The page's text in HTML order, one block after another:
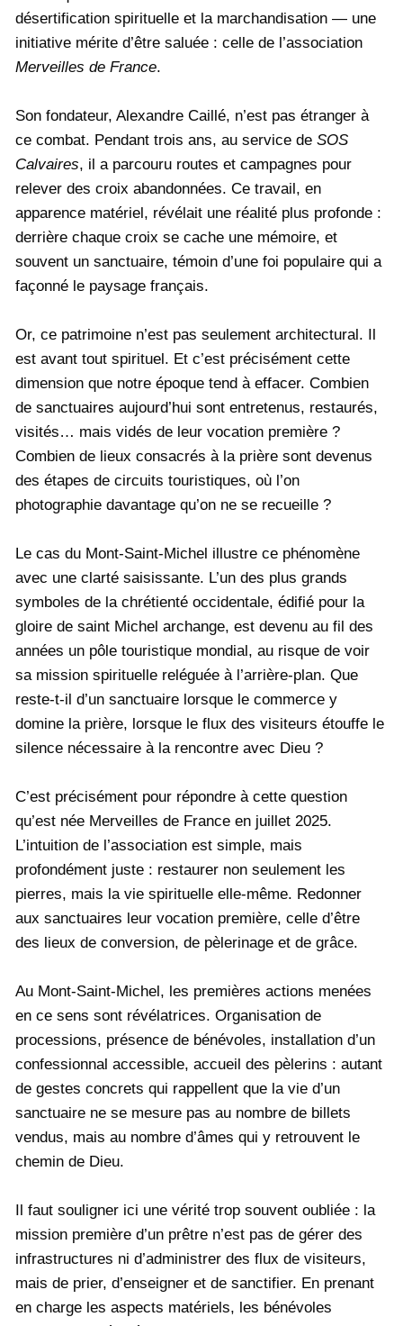
désertification spirituelle et la marchandisation — une
initiative mérite d’être saluée : celle de l’association
Merveilles de France.
Son fondateur, Alexandre Caillé, n’est pas étranger à
ce combat. Pendant trois ans, au service de SOS
Calvaires, il a parcouru routes et campagnes pour
relever des croix abandonnées. Ce travail, en
apparence matériel, révélait une réalité plus profonde :
derrière chaque croix se cache une mémoire, et
souvent un sanctuaire, témoin d’une foi populaire qui a
façonné le paysage français.
Or, ce patrimoine n’est pas seulement architectural. Il
est avant tout spirituel. Et c’est précisément cette
dimension que notre époque tend à effacer. Combien
de sanctuaires aujourd’hui sont entretenus, restaurés,
visités… mais vidés de leur vocation première ?
Combien de lieux consacrés à la prière sont devenus
des étapes de circuits touristiques, où l’on
photographie davantage qu’on ne se recueille ?
Le cas du Mont-Saint-Michel illustre ce phénomène
avec une clarté saisissante. L’un des plus grands
symboles de la chrétienté occidentale, édifié pour la
gloire de saint Michel archange, est devenu au fil des
années un pôle touristique mondial, au risque de voir
sa mission spirituelle reléguée à l’arrière-plan. Que
reste-t-il d’un sanctuaire lorsque le commerce y
domine la prière, lorsque le flux des visiteurs étouffe le
silence nécessaire à la rencontre avec Dieu ?
C’est précisément pour répondre à cette question
qu’est née Merveilles de France en juillet 2025.
L’intuition de l’association est simple, mais
profondément juste : restaurer non seulement les
pierres, mais la vie spirituelle elle-même. Redonner
aux sanctuaires leur vocation première, celle d’être
des lieux de conversion, de pèlerinage et de grâce.
Au Mont-Saint-Michel, les premières actions menées
en ce sens sont révélatrices. Organisation de
processions, présence de bénévoles, installation d’un
confessionnal accessible, accueil des pèlerins : autant
de gestes concrets qui rappellent que la vie d’un
sanctuaire ne se mesure pas au nombre de billets
vendus, mais au nombre d’âmes qui y retrouvent le
chemin de Dieu.
Il faut souligner ici une vérité trop souvent oubliée : la
mission première d’un prêtre n’est pas de gérer des
infrastructures ni d’administrer des flux de visiteurs,
mais de prier, d’enseigner et de sanctifier. En prenant
en charge les aspects matériels, les bénévoles